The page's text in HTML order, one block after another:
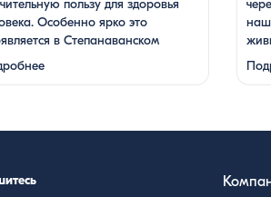
пользу для здоровья
Особенно ярко это
в Степанаванском
в Армении, где сосны
в конце мая, создавая
дендропарк:
как «Сочут» (в …